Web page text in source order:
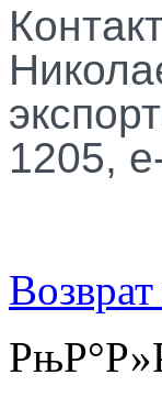
1205, e